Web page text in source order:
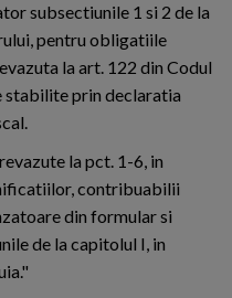
subsectiunile 1 si 2 de la
pentru obligatiile
la art. 122 din Codul
prin declaratia
la pct. 1-6, in
contribuabilii
din formular si
de la capitolul I, in